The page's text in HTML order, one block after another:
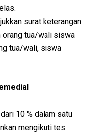
surat keterangan
orang tua/wali siswa
tua/wali, siswa
10 % dalam satu
mengikuti tes.